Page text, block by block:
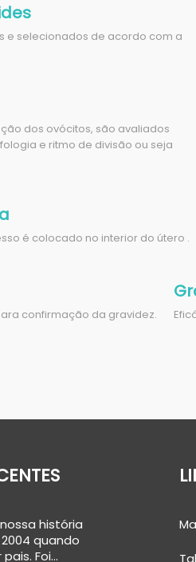
e selecionados de acordo com a
dos ovócitos, são avaliados
e ritmo de divisão ou seja
é colocado no interior do útero .
confirmação da gravidez.
história
quando
Foi…